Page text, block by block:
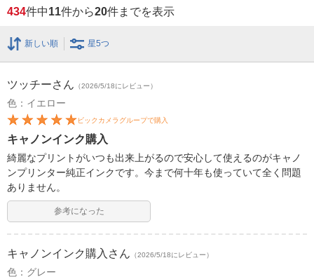
434件中11件から20件までを表示
新しい順 星5つ
ツッチーさん （2026/5/18にレビュー）
色：イエロー
ビックカメラグループで購入
キャノンインク購入
綺麗なプリントがいつも出来上がるので安心して使えるのがキャノ
ンプリンター純正インクです。今まで何十年も使っていて全く問題
ありません。
参考になった
キャノンインク購入 さん （2026/5/18にレビュー）
色：グレー